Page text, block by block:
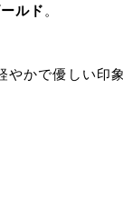
ルド。
かで優しい印象